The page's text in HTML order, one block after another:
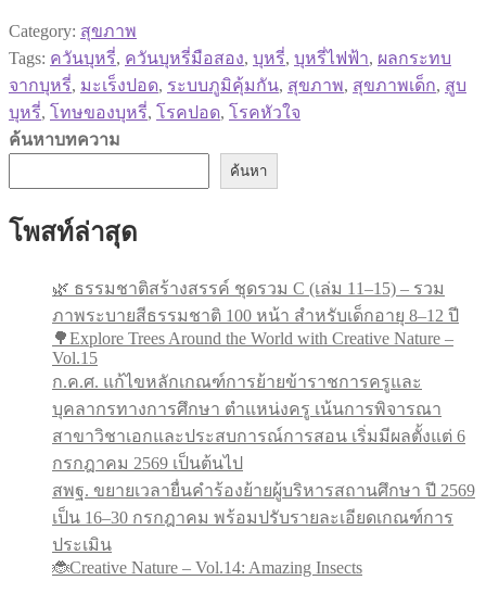
Category: สุขภาพ
Tags: ควันบุหรี่, ควันบุหรี่มือสอง, บุหรี่, บุหรี่ไฟฟ้า, ผลกระทบ
จากบุหรี่, มะเร็งปอด, ระบบภูมิคุ้มกัน, สุขภาพ, สุขภาพเด็ก, สูบ
บุหรี่, โทษของบุหรี่, โรคปอด, โรคหัวใจ
ค้นหาบทความ
ค้นหา
โพสท์ล่าสุด
🌿 ธรรมชาติสร้างสรรค์ ชุดรวม C (เล่ม 11–15) – รวม
ภาพระบายสีธรรมชาติ 100 หน้า สำหรับเด็กอายุ 8–12 ปี
🌳Explore Trees Around the World with Creative Nature –
Vol.15
ก.ค.ศ. แก้ไขหลักเกณฑ์การย้ายข้าราชการครูและ
บุคลากรทางการศึกษา ตำแหน่งครู เน้นการพิจารณา
สาขาวิชาเอกและประสบการณ์การสอน เริ่มมีผลตั้งแต่ 6
กรกฎาคม 2569 เป็นต้นไป
สพฐ. ขยายเวลายื่นคำร้องย้ายผู้บริหารสถานศึกษา ปี 2569
เป็น 16–30 กรกฎาคม พร้อมปรับรายละเอียดเกณฑ์การ
ประเมิน
🐞Creative Nature – Vol.14: Amazing Insects